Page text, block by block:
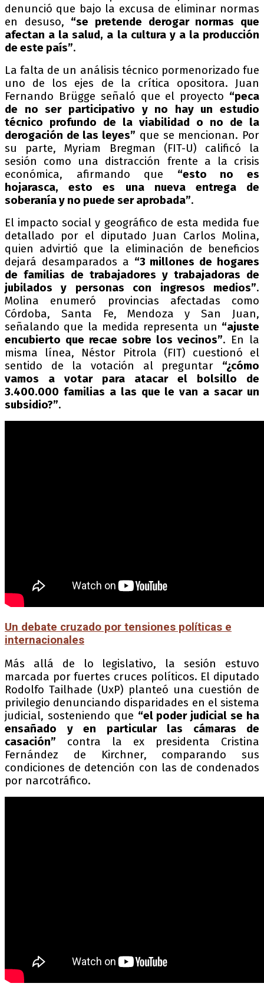
denunció que bajo la excusa de eliminar normas
en desuso, “se pretende derogar normas que
afectan a la salud, a la cultura y a la producción
de este país”.
La falta de un análisis técnico pormenorizado fue
uno de los ejes de la crítica opositora. Juan
Fernando Brügge señaló que el proyecto “peca
de no ser participativo y no hay un estudio
técnico profundo de la viabilidad o no de la
derogación de las leyes” que se mencionan. Por
su parte, Myriam Bregman (FIT-U) calificó la
sesión como una distracción frente a la crisis
económica, afirmando que “esto no es
hojarasca, esto es una nueva entrega de
soberanía y no puede ser aprobada”.
El impacto social y geográfico de esta medida fue
detallado por el diputado Juan Carlos Molina,
quien advirtió que la eliminación de beneficios
dejará desamparados a “3 millones de hogares
de familias de trabajadores y trabajadoras de
jubilados y personas con ingresos medios”.
Molina enumeró provincias afectadas como
Córdoba, Santa Fe, Mendoza y San Juan,
señalando que la medida representa un “ajuste
encubierto que recae sobre los vecinos”. En la
misma línea, Néstor Pitrola (FIT) cuestionó el
sentido de la votación al preguntar “¿cómo
vamos a votar para atacar el bolsillo de
3.400.000 familias a las que le van a sacar un
subsidio?”.
Un debate cruzado por tensiones políticas e
internacionales
Más allá de lo legislativo, la sesión estuvo
marcada por fuertes cruces políticos. El diputado
Rodolfo Tailhade (UxP) planteó una cuestión de
privilegio denunciando disparidades en el sistema
judicial, sosteniendo que “el poder judicial se ha
ensañado y en particular las cámaras de
casación” contra la ex presidenta Cristina
Fernández de Kirchner, comparando sus
condiciones de detención con las de condenados
por narcotráfico.